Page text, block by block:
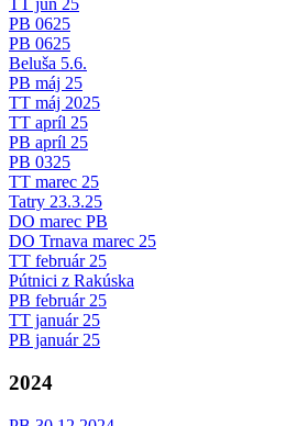
TT jún 25
PB 0625
PB 0625
Beluša 5.6.
PB máj 25
TT máj 2025
TT apríl 25
PB apríl 25
PB 0325
TT marec 25
Tatry 23.3.25
DO marec PB
DO Trnava marec 25
TT február 25
Pútnici z Rakúska
PB február 25
TT január 25
PB január 25
2024